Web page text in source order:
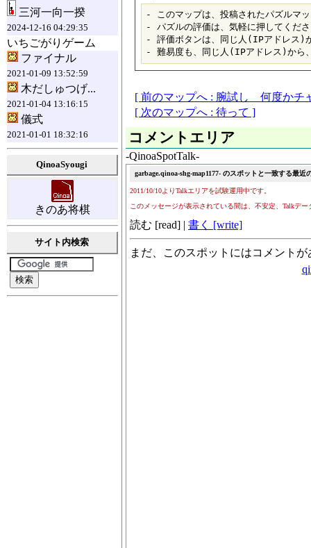
三河一向一揆
2024-12-16 04:29:35
いちごがりゲーム
ファイナル
2021-01-09 13:52:59
木だしゅつげ...
2021-01-04 13:16:15
儀式
2021-01-01 18:32:16
QinoaSyougi
きのあ将棋
サイト内検索
- このマップは、投稿されたパズルマ
- パズルの評価は、気軽に押してくだ
- 評価ボタンは、同じ人(IPアドレス)
[ 前のマップへ : 腕試し 何度かチ
[ 次のマップへ : 待って ]
コメントエリア
-QinoaSpotTalk-